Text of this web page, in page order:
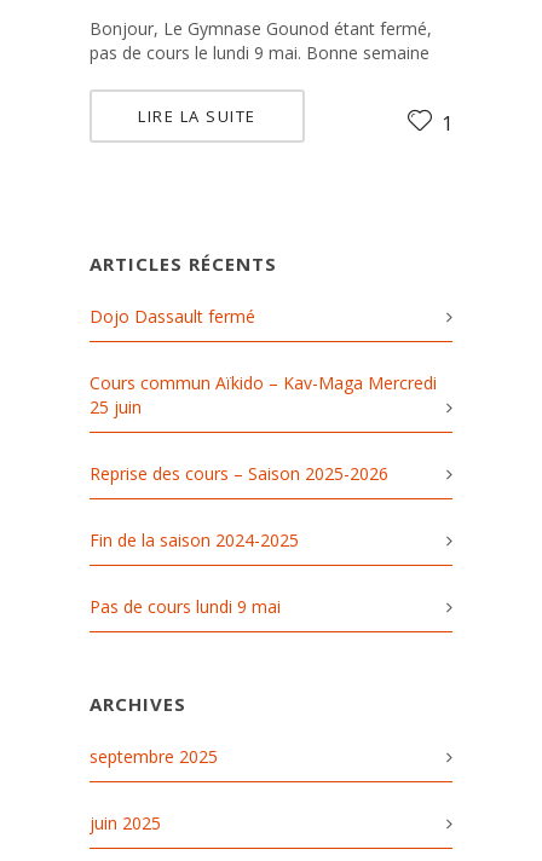
Bonjour, Le Gymnase Gounod étant fermé,
pas de cours le lundi 9 mai. Bonne semaine
LIRE LA SUITE 1
ARTICLES RÉCENTS
Dojo Dassault fermé
Cours commun Aïkido – Kav-Maga Mercredi
25 juin
Reprise des cours – Saison 2025-2026
Fin de la saison 2024-2025
Pas de cours lundi 9 mai
ARCHIVES
septembre 2025
juin 2025